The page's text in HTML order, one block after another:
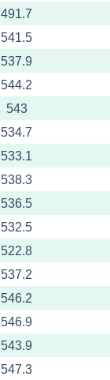
491.7
541.5
537.9
544.2
543
534.7
533.1
538.3
536.5
532.5
522.8
537.2
546.2
546.9
543.9
547.3